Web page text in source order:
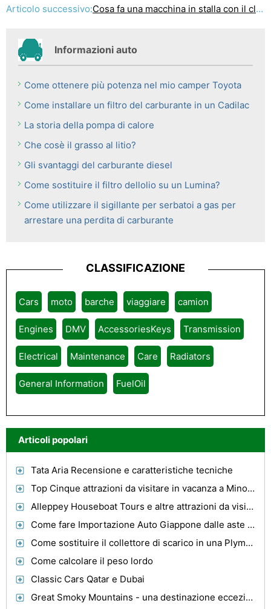
Articolo successivo:Cosa fa una macchina in stalla con il clima caldo?
Informazioni auto
Come ottenere più potenza nel mio camper Toyota
Come installare un filtro del carburante in un Cadilac
La storia della pompa di calore
Che cosè il grasso al litio?
Gli svantaggi del carburante diesel
Come sostituire il filtro dellolio su un Lumina?
Come utilizzare il sigillante per serbatoi a gas per
arrestare una perdita di carburante
CLASSIFICAZIONE
Cars moto barche viaggiare camion
Engines DMV AccessoriesKeys Transmission
Electrical Maintenance Care Radiators
General Information FuelOil
Articoli popolari
Tata Aria Recensione e caratteristiche tecniche
Top Cinque attrazioni da visitare in vacanza a Minorca
Alleppey Houseboat Tours e altre attrazioni da visitare in Alleppey
Come fare Importazione Auto Giappone dalle aste più redditizi
Come sostituire il collettore di scarico in una Plymouth Neon
Come calcolare il peso lordo
Classic Cars Qatar e Dubai
Great Smoky Mountains - una destinazione eccezionale per famiglie e coppie